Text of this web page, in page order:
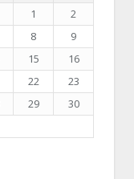
1
2
8
9
15
16
22
23
29
30